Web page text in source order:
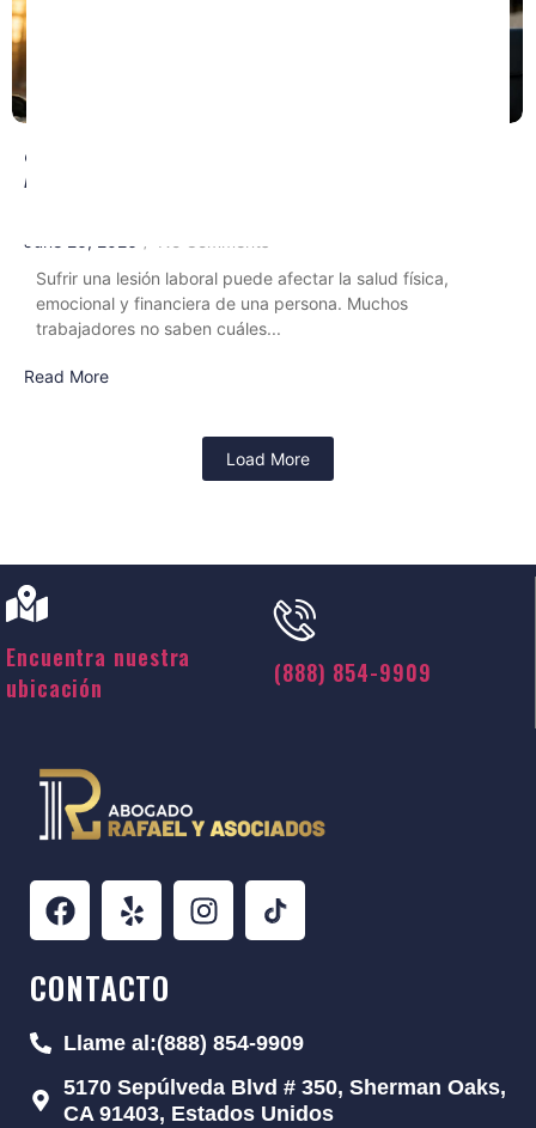
¿Necesitas un Abogado Después de un
Accidente de Trabajo?
June 26, 2026
Sufrir una lesión laboral puede afectar la salud física,
emocional y financiera de una persona. Muchos
trabajadores no saben cuáles...
Read More
Load More
Encuentra nuestra
ubicación
(888) 854-9909
CONTACTO
Llame al:(888) 854-9909
5170 Sepúlveda Blvd # 350, Sherman Oaks,
CA 91403, Estados Unidos